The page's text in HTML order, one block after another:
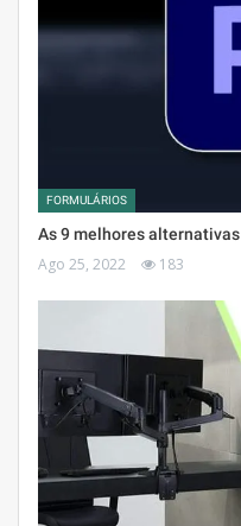
FORMULÁRIOS
As 9 melhores
Ago 25, 2022 183